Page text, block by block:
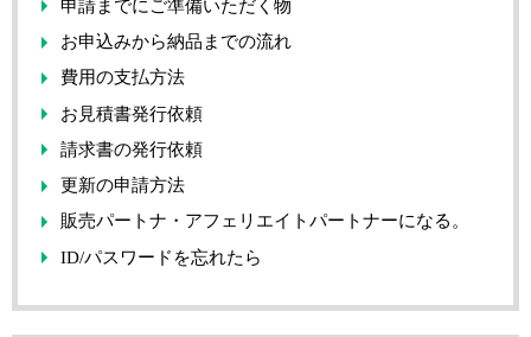
申請までにご準備いただく物
お申込みから納品までの流れ
費用の支払方法
お見積書発行依頼
請求書の発行依頼
更新の申請方法
販売パートナ・アフェリエイトパートナーになる。
ID/パスワードを忘れたら